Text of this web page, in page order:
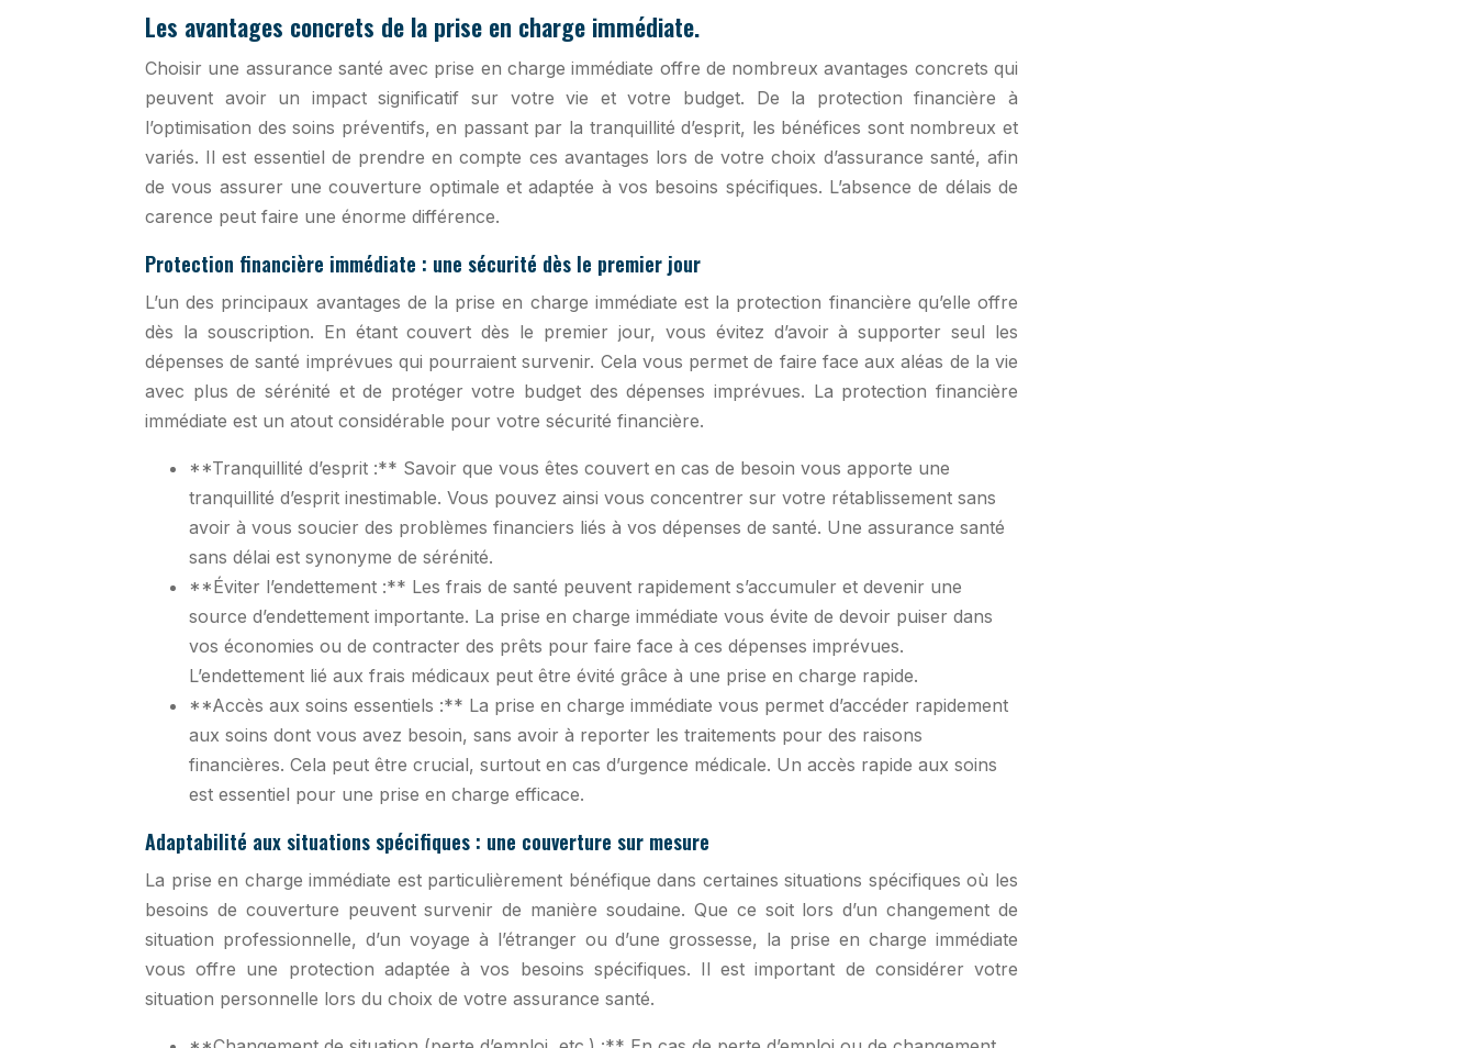
Les avantages concrets de la prise en charge immédiate.
Choisir une assurance santé avec prise en charge immédiate offre de nombreux avantages concrets qui
peuvent avoir un impact significatif sur votre vie et votre budget. De la protection financière à
l’optimisation des soins préventifs, en passant par la tranquillité d’esprit, les bénéfices sont nombreux et
variés. Il est essentiel de prendre en compte ces avantages lors de votre choix d’assurance santé, afin
de vous assurer une couverture optimale et adaptée à vos besoins spécifiques. L’absence de délais de
carence peut faire une énorme différence.
Protection financière immédiate : une sécurité dès le premier jour
L’un des principaux avantages de la prise en charge immédiate est la protection financière qu’elle offre
dès la souscription. En étant couvert dès le premier jour, vous évitez d’avoir à supporter seul les
dépenses de santé imprévues qui pourraient survenir. Cela vous permet de faire face aux aléas de la vie
avec plus de sérénité et de protéger votre budget des dépenses imprévues. La protection financière
immédiate est un atout considérable pour votre sécurité financière.
**Tranquillité d’esprit :** Savoir que vous êtes couvert en cas de besoin vous apporte une
tranquillité d’esprit inestimable. Vous pouvez ainsi vous concentrer sur votre rétablissement sans
avoir à vous soucier des problèmes financiers liés à vos dépenses de santé. Une assurance santé
sans délai est synonyme de sérénité.
**Éviter l’endettement :** Les frais de santé peuvent rapidement s’accumuler et devenir une
source d’endettement importante. La prise en charge immédiate vous évite de devoir puiser dans
vos économies ou de contracter des prêts pour faire face à ces dépenses imprévues.
L’endettement lié aux frais médicaux peut être évité grâce à une prise en charge rapide.
**Accès aux soins essentiels :** La prise en charge immédiate vous permet d’accéder rapidement
aux soins dont vous avez besoin, sans avoir à reporter les traitements pour des raisons
financières. Cela peut être crucial, surtout en cas d’urgence médicale. Un accès rapide aux soins
est essentiel pour une prise en charge efficace.
Adaptabilité aux situations spécifiques : une couverture sur mesure
La prise en charge immédiate est particulièrement bénéfique dans certaines situations spécifiques où les
besoins de couverture peuvent survenir de manière soudaine. Que ce soit lors d’un changement de
situation professionnelle, d’un voyage à l’étranger ou d’une grossesse, la prise en charge immédiate
vous offre une protection adaptée à vos besoins spécifiques. Il est important de considérer votre
situation personnelle lors du choix de votre assurance santé.